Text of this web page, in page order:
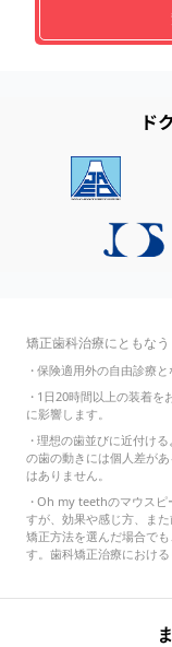
ド
矯正歯科治療にともな
・保険適用外の自由診療と
・ 1日20時間以上の装着を
に影響します。
・理想の歯並びに近付け
の歯の動きには個人差が
はありません。
・Oh my teethのマウスピ
すが、効果や感じ方、ま
矯正方法を選んだ場合で
す。歯科矯正治療におけ